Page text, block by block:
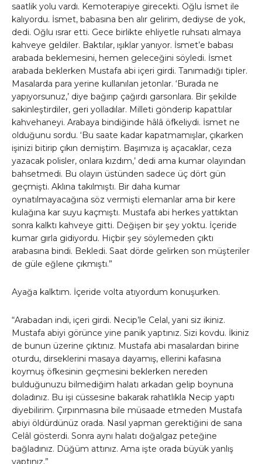
saatlik yolu vardı. Kemoterapiye girecekti. Oğlu İsmet ile
kalıyordu. İsmet, babasına ben alır gelirim, dediyse de yok,
dedi. Oğlu ısrar etti. Gece birlikte ehliyetle ruhsatı almaya
kahveye geldiler. Baktılar, ışıklar yanıyor. İsmet’e babası
arabada beklemesini, hemen geleceğini söyledi. İsmet
arabada beklerken Mustafa abi içeri girdi. Tanımadığı tipler.
Masalarda para yerine kullanılan jetonlar. ‘Burada ne
yapıyorsunuz,’ diye bağırıp çağırdı garsonlara. Bir şekilde
sakinleştirdiler, geri yolladılar. Milleti gönderip kapattılar
kahvehaneyi. Arabaya bindiğinde hâlâ öfkeliydi. İsmet ne
olduğunu sordu. ‘Bu saate kadar kapatmamışlar, çıkarken
işinizi bitirip çıkın demiştim. Başımıza iş açacaklar, ceza
yazacak polisler, onlara kızdım,’ dedi ama kumar olayından
bahsetmedi. Bu olayın üstünden sadece üç dört gün
geçmişti. Aklına takılmıştı. Bir daha kumar
oynatılmayacağına söz vermişti elemanlar ama bir kere
kulağına kar suyu kaçmıştı. Mustafa abi herkes yattıktan
sonra kalktı kahveye gitti. Değişen bir şey yoktu. İçeride
kumar gırla gidiyordu. Hiçbir şey söylemeden çıktı
arabasına bindi. Bekledi. Saat dörde gelirken son müşteriler
de güle eğlene çıkmıştı.”
Ayağa kalktım. İçeride volta atıyordum konuşurken.
“Arabadan indi, içeri girdi. Necip’le Celal, yani siz ikiniz.
Mustafa abiyi görünce yine panik yaptınız. Sizi kovdu. İkiniz
de bunun üzerine çıktınız. Mustafa abi masalardan birine
oturdu, dirseklerini masaya dayamış, ellerini kafasına
koymuş öfkesinin geçmesini beklerken nereden
bulduğunuzu bilmediğim halatı arkadan gelip boynuna
doladınız. Bu işi cüssesine bakarak rahatlıkla Necip yaptı
diyebilirim. Çırpınmasına bile müsaade etmeden Mustafa
abiyi öldürdünüz orada. Nasıl yapman gerektiğini de sana
Celâl gösterdi. Sonra aynı halatı doğalgaz peteğine
bağladınız. Düğüm attınız. Ama işte orada büyük yanlış
yaptınız.”